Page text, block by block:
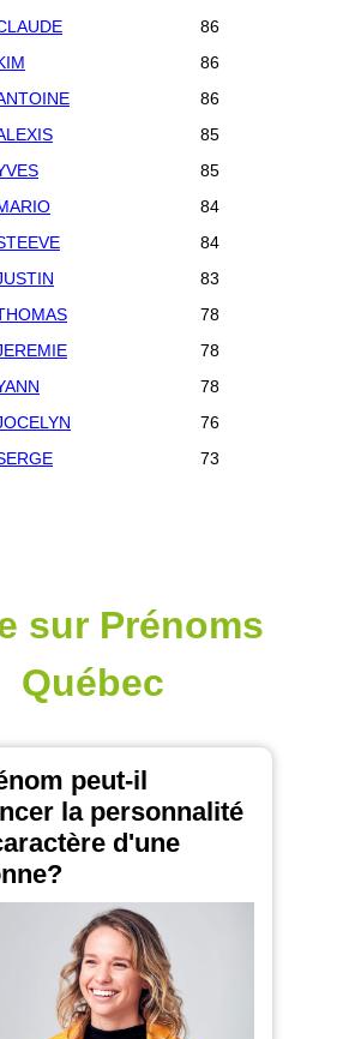
86
86
86
85
85
84
84
83
78
78
78
76
73
sur Prénoms
Québec
peut-il
la personnalité
d'une